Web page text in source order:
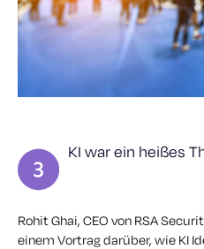
KI war ein heißes
Rohit Ghai, CEO von RSA
einem Vortrag darüber, wie KI